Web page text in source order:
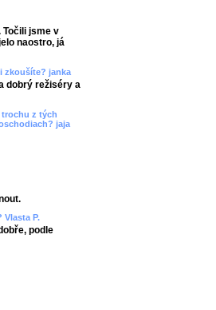
Točili jsme v
naostro, já
zkoušíte? janka
dobrý režiséry a
trochu z tých
jaja
Vlasta P.
podle